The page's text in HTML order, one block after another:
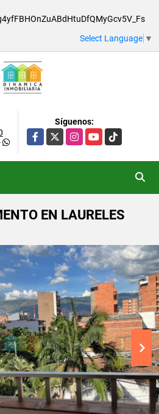
Select Language ▼
Síguenos:
Facebook
X InstagramYouTubeTikTok
EN LAURELES